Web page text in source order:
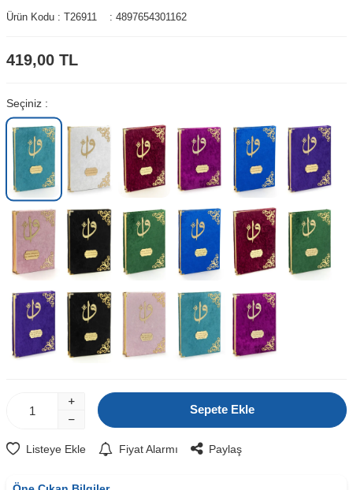
Ürün Kodu : T26911 : 4897654301162
419,00 TL
Seçiniz :
Sepete Ekle
Listeye Ekle Fiyat Alarmı Paylaş